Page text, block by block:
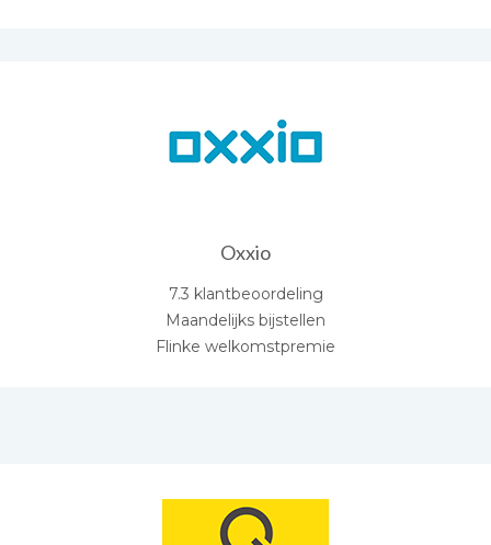
Oxxio
7.3 klantbeoordeling
Maandelijks bijstellen
Flinke welkomstpremie